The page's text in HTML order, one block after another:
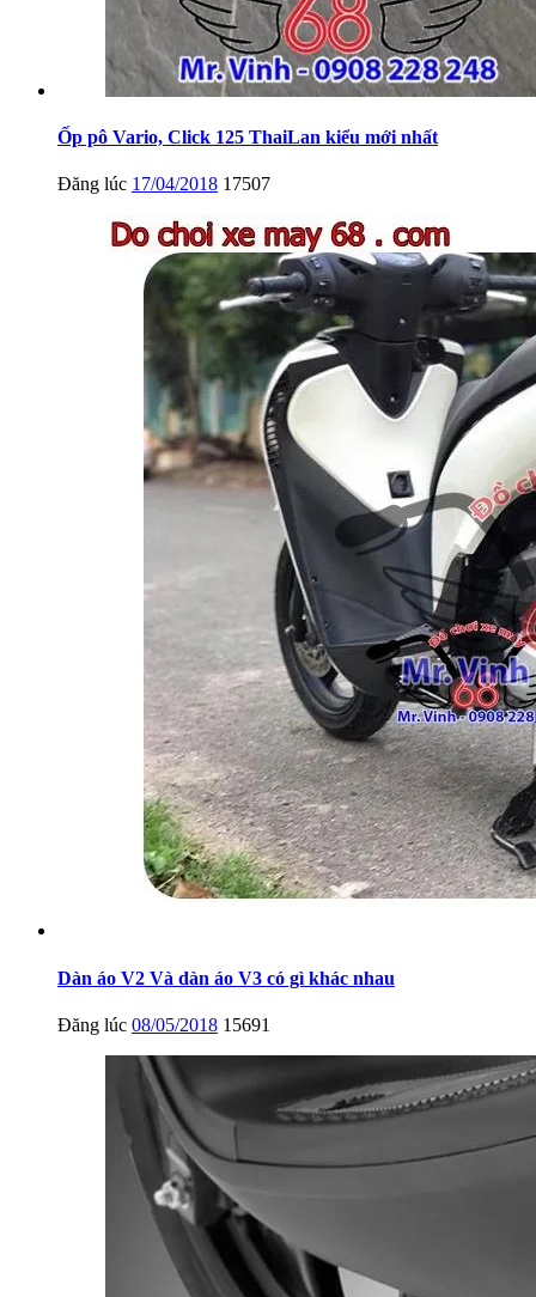
Ốp pô Vario, Click 125 ThaiLan kiểu mới nhất
Đăng lúc 17/04/2018 17507
Dàn áo V2 Và dàn áo V3 có gì khác nhau
Đăng lúc 08/05/2018 15691